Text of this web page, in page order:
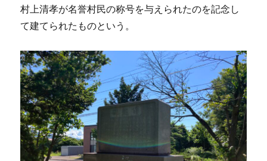
村上清孝が名誉村民の称号を与えられたのを記念し
て建てられたものという。